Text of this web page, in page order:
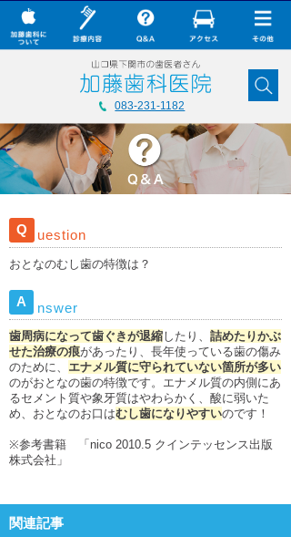
Q uestion
おとなのむし歯の特徴は？
A nswer
歯周病になって歯ぐきが退縮したり、 詰めたりかぶ
せた治療の痕があったり、長年使っている歯の傷み
のために、 エナメル質に守られていない箇所が多い
のがおとなの歯の特徴です。エナメル質の内側にあ
るセメント質や象牙質はやわらかく、酸に弱いた
め、おとなのお口はむし歯になりやすいのです！
※参考書籍 「nico 2010.5 クインテッセンス出版
株式会社」
関連記事
× CLOSE
加藤歯科について
診療内容
Q&A
コラム
ダウンロード
無料メール相談
スタッフ募集
加藤歯科ブログ
下関観光ガイド
年賀状・暑中お見舞い